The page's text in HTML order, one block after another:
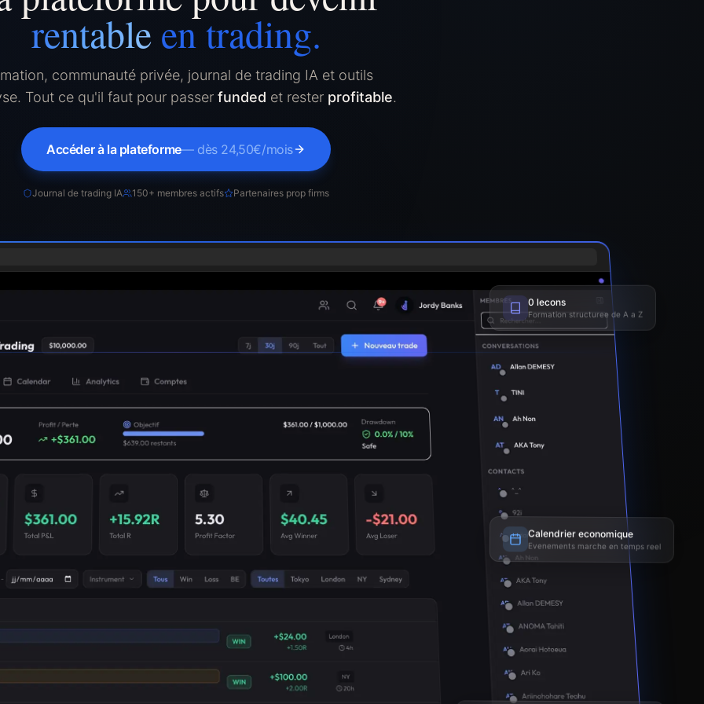
rentable en trading.
communauté privée, journal de trading IA et outils
Tout ce qu'il faut pour passer funded et rester profitable.
Accéder à la plateforme— dès 24,50€/mois
Journal de trading IA 150+ membres actifs Partenaires prop firms
0 lecons
Formation structuree de A a Z
Calendrier economique
Evenements marche en temps reel